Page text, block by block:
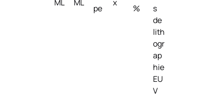
ML
ML
pe
x
%
s
de
lith
ogr
ap
hie
EU
V